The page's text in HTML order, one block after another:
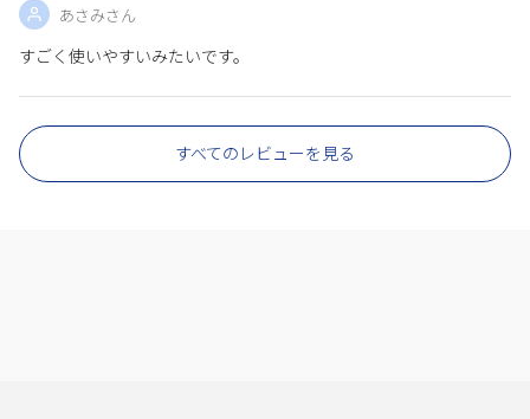
あさみさん
すごく使いやすいみたいです。
すべてのレビューを見る